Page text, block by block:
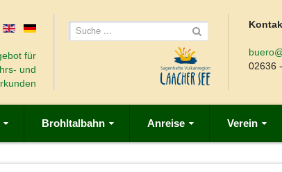
für
und
02636
Brohltalbahn Anreise Verein